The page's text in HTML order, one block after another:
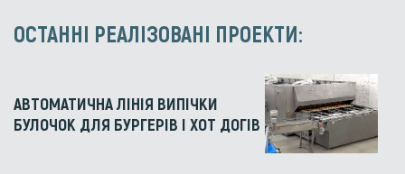
ОСТАННІ РЕАЛІЗОВАНІ ПРОЕКТИ:
АВТОМАТИЧНА ЛІНІЯ ВИПІЧКИ
БУЛОЧОК ДЛЯ БУРГЕРІВ І ХОТ ДОГІВ